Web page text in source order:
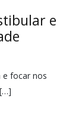
e
e focar nos